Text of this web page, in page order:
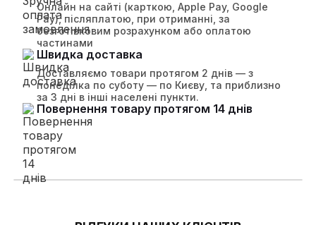
Онлайн на сайті (карткою, Apple Pay, Google
Pay), післяплатою, при отриманні, за
безготівковим розрахунком або оплатою
частинами
Швидка доставка
Доставляємо товари протягом 2 днів — з
понеділка по суботу — по Києву, та приблизно
за 3 дні в інші населені пункти.
Повернення товару протягом 14 днів